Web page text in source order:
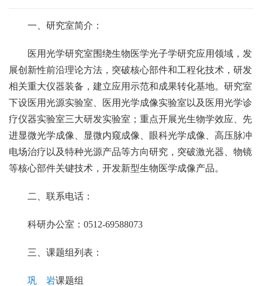
一、研究室简介：
医用光学研究室围绕生物医学光子学研究应用领域，发
展创新性前沿理论方法，突破核心部件和工程化技术，研发
相关重大仪器装备，建立应用示范和成果转化基地。研究室
下设医用光源实验室、医用光学成像实验室以及医用光学诊
疗仪器实验室三大研发实验室；重点开展光生物学效应、先
进显微光学成像、显微内窥成像、眼科光学成像、高压脉冲
电场治疗以及特种光源产品等方向研究，突破激光器、物镜
等核心部件关键技术，开发新型生物医学成像产品。
二、联系电话：
科研办公室：0512-69588073
三、课题组列表：
巩 岩课题组